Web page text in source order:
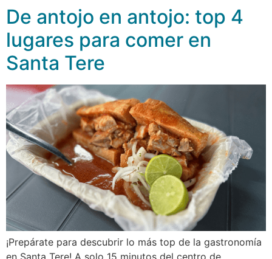
De antojo en antojo: top 4
lugares para comer en
Santa Tere
¡Prepárate para descubrir lo más top de la gastronomía
en Santa Tere! A solo 15 minutos del centro de